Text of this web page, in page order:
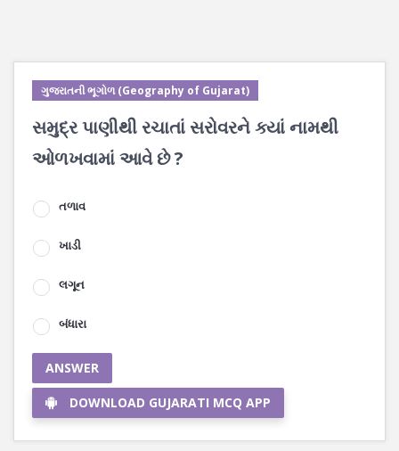
ગુજરાતની ભૂગોળ (Geography of Gujarat)
સમુદ્ર પાણીથી રચાતાં સરોવરને ક્યાં નામથી
ઓળખવામાં આવે છે ?
તળાવ
ખાડી
લગૂન
બંધારા
ANSWER
DOWNLOAD GUJARATI MCQ APP